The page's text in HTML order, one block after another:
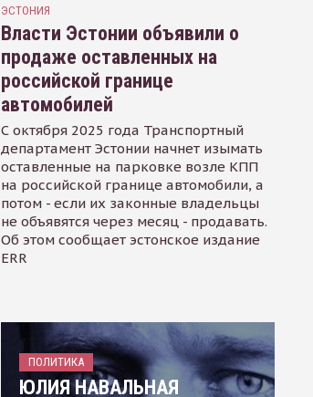
ЭСТОНИЯ
Власти Эстонии объявили о
продаже оставленных на
российской границе
автомобилей
С октября 2025 года Транспортный
департамент Эстонии начнет изымать
оставленные на парковке возле КПП
на российской границе автомобили, а
потом - если их законные владельцы
не объявятся через месяц - продавать.
Об этом сообщает эстонское издание
ERR
ПОЛИТИКА
ЮЛИЯ НАВАЛЬНАЯ